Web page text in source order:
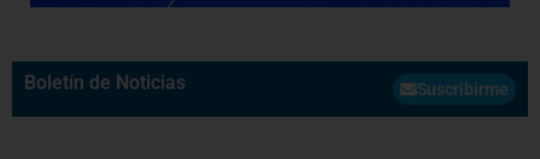
Boletín de Noticias Suscribirme